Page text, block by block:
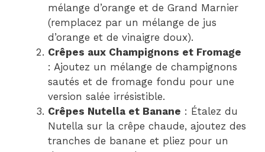
mélange d’orange et de Grand Marnier
(remplacez par un mélange de jus
d’orange et de vinaigre doux).
Crêpes aux Champignons et Fromage
: Ajoutez un mélange de champignons
sautés et de fromage fondu pour une
version salée irrésistible.
Crêpes Nutella et Banane : Étalez du
Nutella sur la crêpe chaude, ajoutez des
tranches de banane et pliez pour un